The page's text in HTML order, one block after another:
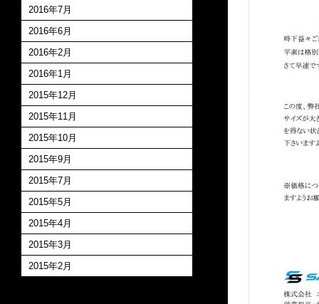
2016年7月
2016年6月
2016年2月
2016年1月
2015年12月
2015年11月
2015年10月
2015年9月
2015年7月
2015年5月
2015年4月
2015年3月
2015年2月